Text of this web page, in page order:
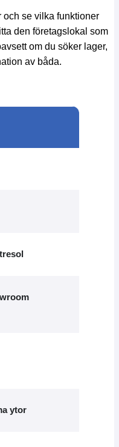
se vilka funktioner
den företagslokal som
om du söker lager,
av båda.
ytor